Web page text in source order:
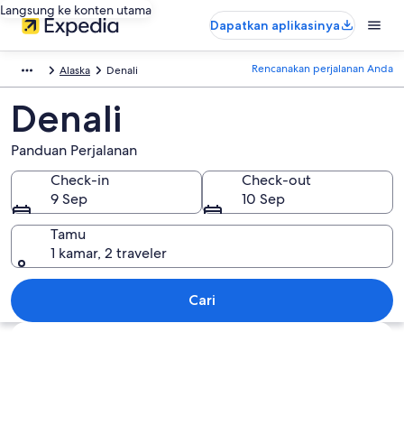
Langsung ke konten utama
Dapatkan aplikasinya
Alaska Denali Rencanakan perjalanan Anda
Denali
Panduan Perjalanan
Check-in
9 Sep
Check-out
10 Sep
Tamu
1 kamar, 2 traveler
Cari
Jelajahi peta